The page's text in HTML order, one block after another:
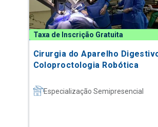
Taxa de Inscrição Gratuita
Cirurgia do Aparelho
Coloproctologia Robótica
Especialização Semipresencial